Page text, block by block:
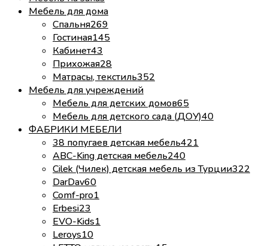
Мебель для дома
Спальня269
Гостиная145
Кабинет43
Прихожая28
Матрасы, текстиль352
Мебель для учреждений
Мебель для детских домов65
Мебель для детского сада (ДОУ)40
ФАБРИКИ МЕБЕЛИ
38 попугаев детская мебель421
ABC-King детская мебель240
Cilek (Чилек) детская мебель из Турции322
DarDav60
Comf-pro1
Erbesi23
EVO-Kids1
Leroys10